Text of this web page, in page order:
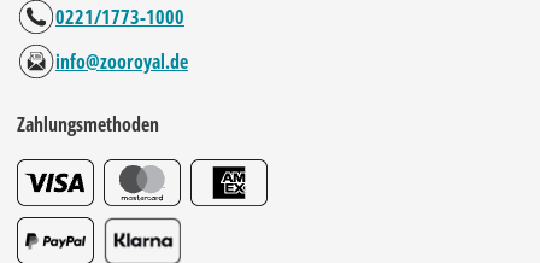
0221/1773-1000
info@zooroyal.de
Zahlungsmethoden